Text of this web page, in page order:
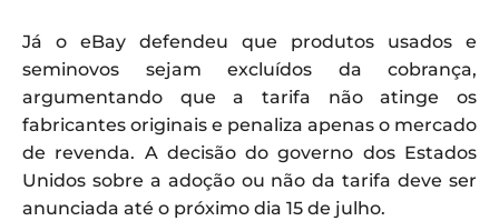
Já o eBay defendeu que produtos usados e
seminovos sejam excluídos da cobrança,
argumentando que a tarifa não atinge os
fabricantes originais e penaliza apenas o mercado
de revenda. A decisão do governo dos Estados
Unidos sobre a adoção ou não da tarifa deve ser
anunciada até o próximo dia 15 de julho.